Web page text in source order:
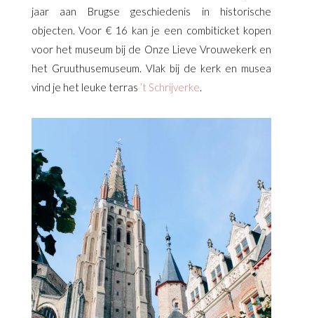
jaar aan Brugse geschiedenis in historische
objecten. Voor € 16 kan je een combiticket kopen
voor het museum bij de Onze Lieve Vrouwekerk en
het Gruuthusemuseum. Vlak bij de kerk en musea
vind je het leuke terras ’t Schrijverke.